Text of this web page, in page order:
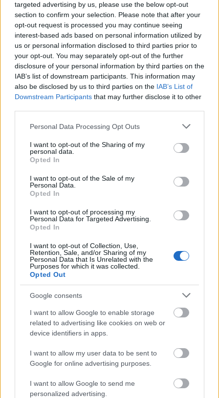
targeted advertising by us, please use the below opt-out
section to confirm your selection. Please note that after your
opt-out request is processed you may continue seeing
interest-based ads based on personal information utilized by
us or personal information disclosed to third parties prior to
your opt-out. You may separately opt-out of the further
disclosure of your personal information by third parties on the
IAB’s list of downstream participants. This information may
also be disclosed by us to third parties on the IAB’s List of
Downstream Participants that may further disclose it to other
Please note that this website/app uses one or more Google
not limited to your visit or usage behaviour. You may click to
grant or deny consent to Google and its third-party tags to
use your data for below specified purposes in below Google
consent section.
Personal Data Processing Opt Outs
I want to opt-out of the Sharing of my
personal data.
Opted In
I want to opt-out of the Sale of my
Personal Data.
Opted In
I want to opt-out of processing my
Personal Data for Targeted Advertising.
Opted In
I want to opt-out of Collection, Use,
Retention, Sale, and/or Sharing of my
Personal Data that Is Unrelated with the
Purposes for which it was collected.
Opted Out
Google consents
I want to allow Google to enable storage
related to advertising like cookies on web or
device identifiers in apps.
I want to allow my user data to be sent to
Google for online advertising purposes.
I want to allow Google to send me
personalized advertising.
ΑΙΓΙΝΑ - ΔΙΑΜΟΝΗ
Marini Luxury Apartments and Suites
Perdika Suites